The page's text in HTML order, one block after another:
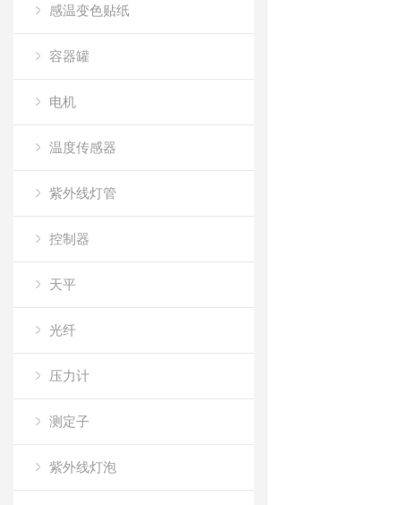
感温变色贴纸
容器罐
电机
温度传感器
紫外线灯管
控制器
天平
光纤
压力计
测定子
紫外线灯泡